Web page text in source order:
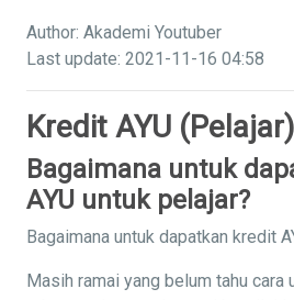
Author: Akademi Youtuber
Last update: 2021-11-16 04:58
Kredit AYU (Pelajar)
Bagaimana untuk
AYU untuk pelajar?
Bagaimana untuk dapatkan kredit
Masih ramai yang belum tahu cara